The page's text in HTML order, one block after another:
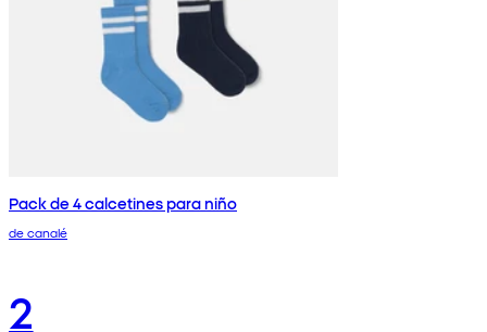
Pack de 4 calcetines para niño
de canalé
2